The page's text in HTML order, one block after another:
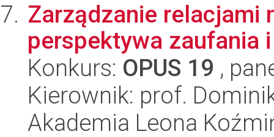
Zarządzanie relacjami
perspektywa zaufania
Konkurs: OPUS 19 ,
Kierownik: prof.
Akademia Leona